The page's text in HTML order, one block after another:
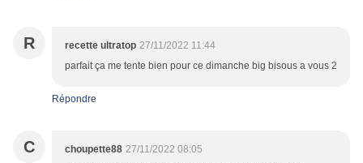
R recette ultratop 27/11/2022 11:44
parfait ça me tente bien pour ce dimanche big bisous a vous 2
Répondre
C choupette88 27/11/2022 08:05